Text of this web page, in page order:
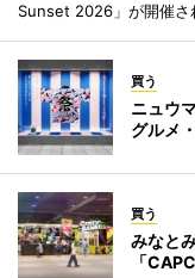
Sunset 2026」が開催さ
買う
ニュウ
グルメ
買う
みなと
「